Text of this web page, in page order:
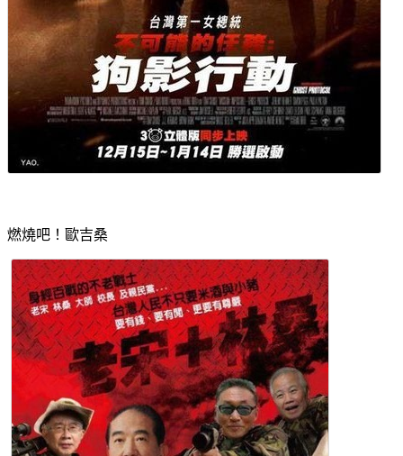
燃燒吧！歐吉桑